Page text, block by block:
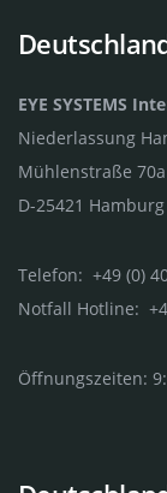
EYE SYSTEMS
Niederlassung
Mühlenstraße
D-25421
Telefon: +49 (0)
Notfall Hotline:
Öffnungszeiten: